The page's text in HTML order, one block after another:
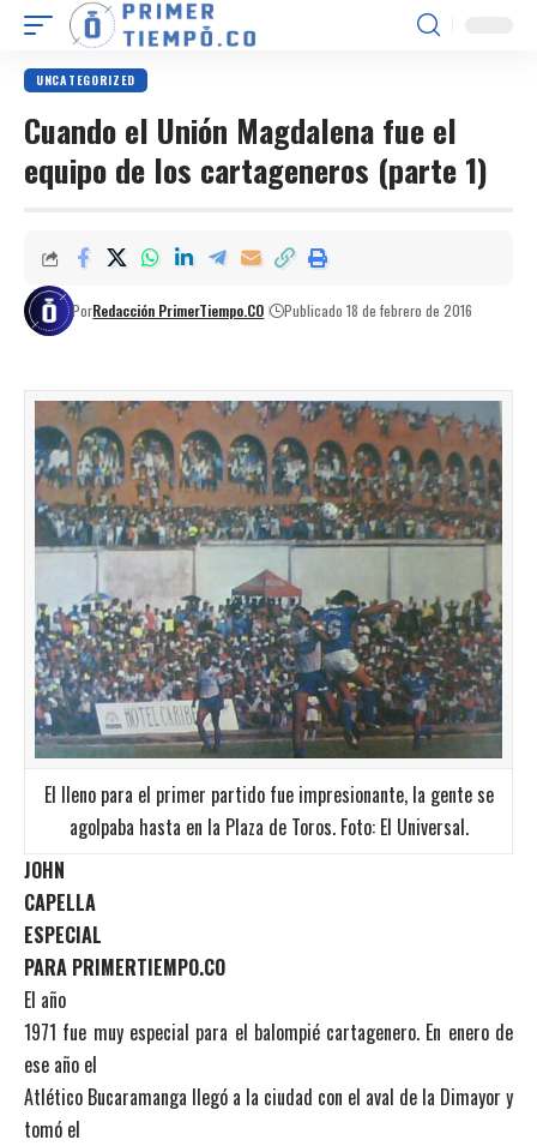
UNCATEGORIZED
Cuando el Unión Magdalena fue el
equipo de los cartageneros (parte 1)
PorRedacción PrimerTiempo.CO Publicado 18 de febrero de 2016
El lleno para el primer partido fue impresionante, la gente se
agolpaba hasta en la Plaza de Toros. Foto: El Universal.
JOHN
CAPELLA
ESPECIAL
PARA PRIMERTIEMPO.CO
El año
1971 fue muy especial para el balompié cartagenero. En enero de
ese año el
Atlético Bucaramanga llegó a la ciudad con el aval de la Dimayor y
tomó el